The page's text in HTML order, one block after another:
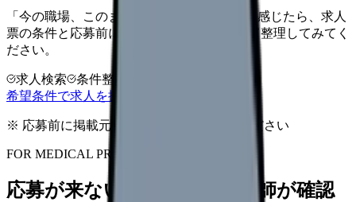
「今の職場、このままでいいのかな...」そう感じたら、求人
票の条件と応募前に確認したい不安を分けて整理してみてく
ださい。
求人検索 条件整理
希望条件で求人を探す
※ 応募前に掲載元の最新情報を確認してください
FOR MEDICAL PROVIDERS
応募が来ない求人票を、看護師が確認